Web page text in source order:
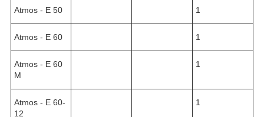
Atmos - E 50 1
Atmos - E 60 1
Atmos - E 60
M
1
Atmos - E 60-
12
1